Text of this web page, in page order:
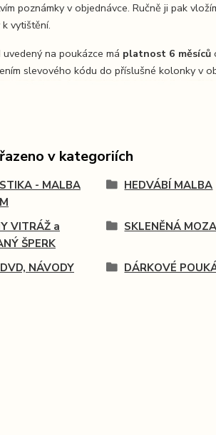
poznámky v objednávce. Ručně ji pak
vytištění.
na poukázce má platnost 6 měsíců
slevového kódu do příslušné kolonky v
v kategoriích
- MALBA
HEDVÁBÍ MALBA
VITRÁŽ a
ŠPERK
SKLENĚNÁ
NÁVODY DÁRKOVÉ